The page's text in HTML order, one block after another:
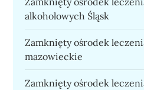
alkoholowych Śląsk
Zamknięty ośrodek
mazowieckie
Zamknięty ośrodek